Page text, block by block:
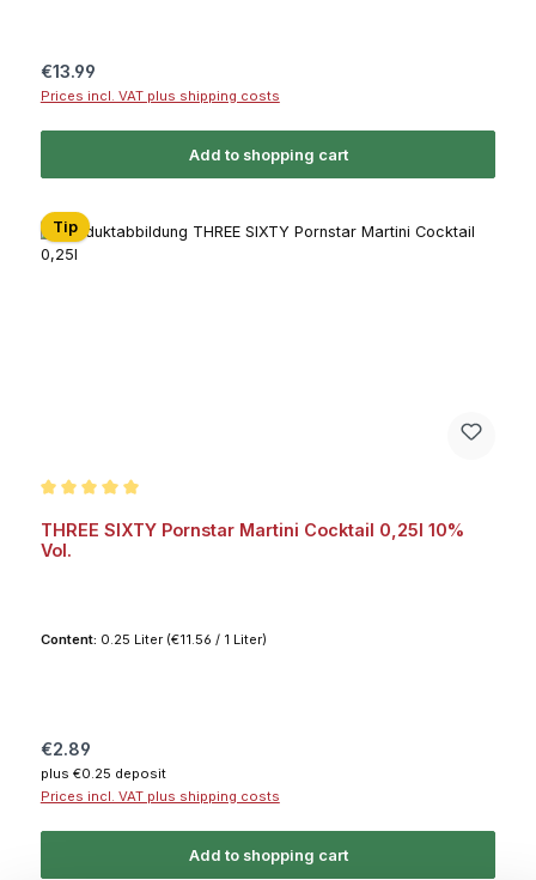
Regular price:
€13.99
Prices incl. VAT plus shipping costs
Add to shopping cart
Tip
THREE SIXTY Pornstar Martini Cocktail 0,25l 10%
Vol.
Content: 0.25 Liter (€11.56 / 1 Liter)
Regular price:
€2.89
plus €0.25 deposit
Prices incl. VAT plus shipping costs
Add to shopping cart